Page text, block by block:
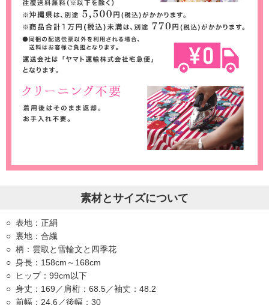
素材とサイズについて
表地：正絹
裏地：合繊
柄：雲取と雪輪文と四季花
身長：158cm～168cm
ヒップ：99cm以下
身丈：169／肩桁：68.5／袖丈：48.2
前幅：24.6／後幅：30